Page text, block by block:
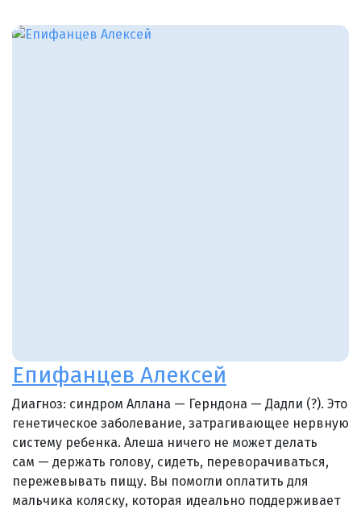
Епифанцев Алексей
Диагноз: синдром Аллана — Герндона — Дадли (?). Это
генетическое заболевание, затрагивающее нервную
систему ребенка. Алеша ничего не может делать
сам — держать голову, сидеть, переворачиваться,
пережевывать пищу. Вы помогли оплатить для
мальчика коляску, которая идеально поддерживает